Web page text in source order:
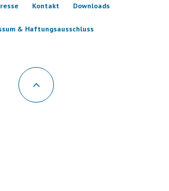
Kontakt Downloads
& Haftungsausschluss